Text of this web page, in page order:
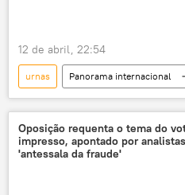
tarifas
comércio
12 de abril, 22:54
urnas Panorama internacional
eleições
eleições 2026
presidente
atraso
votação
boca de urna
Oposição requenta o tema do
impresso, apontado por
'antessala da fraude'